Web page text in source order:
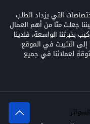
التي يزداد الطلب
جعلت منّا من أهم العمال
بخبرتنا الواسعة، فلدينا
التثبيت في الموقع
لعملائنا في جميع